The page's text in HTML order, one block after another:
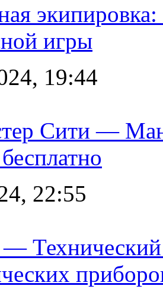
игры
19:44
Сити —
22:55
Технический